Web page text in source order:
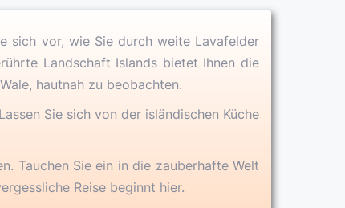
sich vor, wie Sie durch weite Lavafelder
Landschaft Islands bietet Ihnen die
hautnah zu beobachten.
Sie sich von der isländischen Küche
Tauchen Sie ein in die zauberhafte Welt
Reise beginnt hier.